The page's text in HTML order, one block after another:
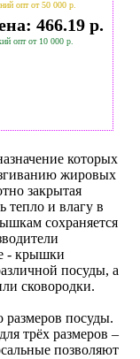
опт от 50 000 р.
466.19 р.
опт от 10 000 р.
которых
жировых
закрытая
тепло и влагу в
сохраняется
- крышки
посуды, а
сковородки.
размеров посуды.
трёх размеров –
позволяют